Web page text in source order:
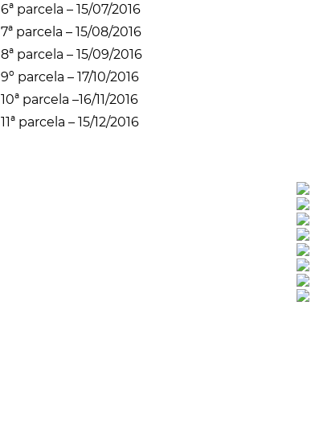
6ª parcela – 15/07/2016
7ª parcela – 15/08/2016
8ª parcela – 15/09/2016
9º parcela – 17/10/2016
10ª parcela –16/11/2016
11ª parcela – 15/12/2016